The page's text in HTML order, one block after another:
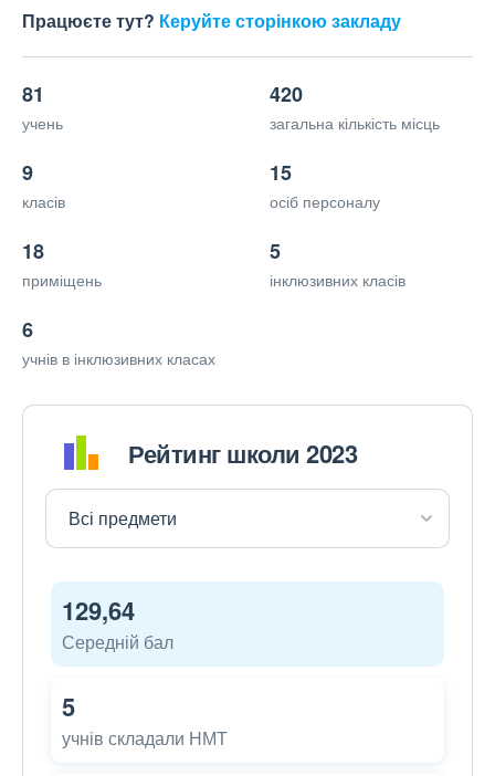
Працюєте тут? Керуйте сторінкою закладу
81
учень
420
загальна кількість місць
9
класів
15
осіб персоналу
18
приміщень
5
інклюзивних класів
6
учнів в інклюзивних класах
Рейтинг школи 2023
129,64
Середній бал
5
учнів складали НМТ